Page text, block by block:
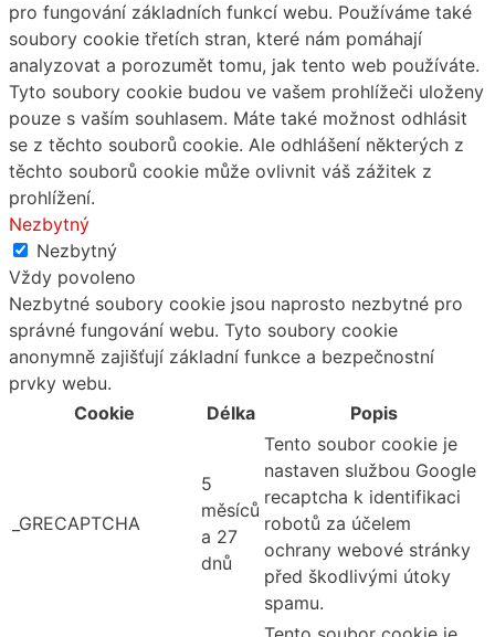
pro fungování základních funkcí webu. Používáme také
soubory cookie třetích stran, které nám pomáhají
analyzovat a porozumět tomu, jak tento web používáte.
Tyto soubory cookie budou ve vašem prohlížeči uloženy
pouze s vaším souhlasem. Máte také možnost odhlásit
se z těchto souborů cookie. Ale odhlášení některých z
těchto souborů cookie může ovlivnit váš zážitek z
prohlížení.
Nezbytný
Nezbytný
Vždy povoleno
Nezbytné soubory cookie jsou naprosto nezbytné pro
správné fungování webu. Tyto soubory cookie
anonymně zajišťují základní funkce a bezpečnostní
prvky webu.
Cookie
Délka Popis
_GRECAPTCHA
5
měsíců
a 27
dnů
Tento soubor cookie je
nastaven službou Google
recaptcha k identifikaci
robotů za účelem
ochrany webové stránky
před škodlivými útoky
spamu.